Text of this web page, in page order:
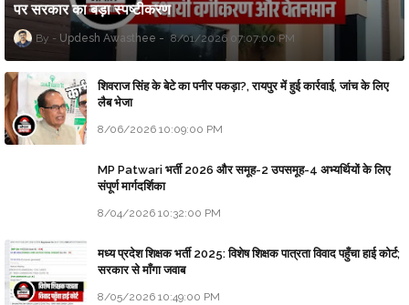
पर सरकार का बड़ा स्पष्टीकरण
Updesh Awasthee 8/01/2026 07:07:00 PM
शिवराज सिंह के बेटे का पनीर पकड़ा?, रायपुर में हुई कार्रवाई, जांच के लिए
लैब भेजा
8/06/2026 10:09:00 PM
MP Patwari भर्ती 2026 और समूह-2 उपसमूह-4 अभ्यर्थियों के लिए
संपूर्ण मार्गदर्शिका
8/04/2026 10:32:00 PM
मध्य प्रदेश शिक्षक भर्ती 2025: विशेष शिक्षक पात्रता विवाद पहुँचा हाई कोर्ट;
सरकार से माँगा जवाब
8/05/2026 10:49:00 PM